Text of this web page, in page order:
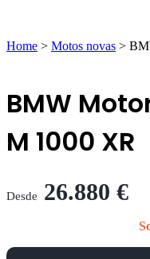
Home > Motos novas >
BMW
M 1000 XR
Desde 26.880 €